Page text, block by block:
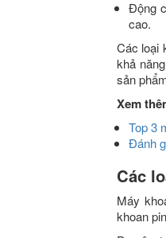
Động
cao.
Các loại
khả
sản
Xem
Top 3
Đánh
Các
Máy
khoan